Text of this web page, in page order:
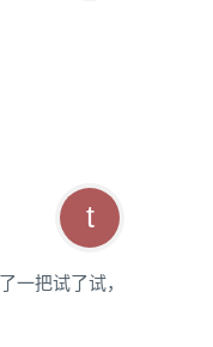
一把试了试，